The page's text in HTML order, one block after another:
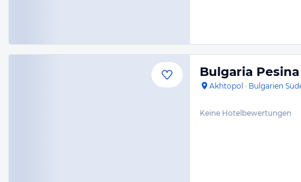
Bulgaria Pesina
Akhtopol · Bulgarien
Keine Hotelbewertungen